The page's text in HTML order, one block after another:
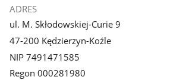
ADRES
ul. M. Skłodowskiej-Curie 9
47-200 Kędzierzyn-Koźle
NIP 7491471585
Regon 000281980